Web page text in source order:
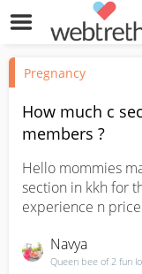
Pregnancy
How much c
members ?
Hello mommies
section in kkh for
experience n
Navya
Queen bee of 2 fun